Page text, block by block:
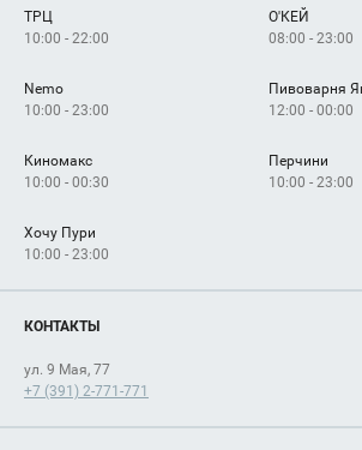
Как добраться
ТРЦ
10:00 - 22:00
О'КЕЙ
08:00 - 23:00
Nemo
10:00 - 23:00
Пивоварня
12:00 - 00:00
Киномакс
10:00 - 00:30
Перчини
10:00 - 23:00
Хочу Пури
10:00 - 23:00
КОНТАКТЫ
ул. 9 Мая, 77
+7 (391) 2-771-771